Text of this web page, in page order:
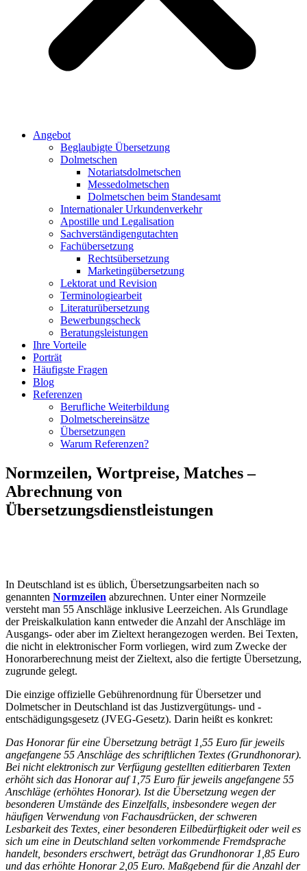
Angebot
Beglaubigte Übersetzung
Dolmetschen
Notariatsdolmetschen
Messedolmetschen
Dolmetschen beim Standesamt
Internationaler Urkundenverkehr
Apostille und Legalisation
Sachverständigengutachten
Fachübersetzung
Rechtsübersetzung
Marketingübersetzung
Lektorat und Revision
Terminologiearbeit
Literaturübersetzung
Bewerbungscheck
Beratungsleistungen
Ihre Vorteile
Porträt
Häufigste Fragen
Blog
Referenzen
Berufliche Weiterbildung
Dolmetschereinsätze
Übersetzungen
Warum Referenzen?
Normzeilen, Wortpreise, Matches –
Abrechnung von
Übersetzungsdienstleistungen
In Deutschland ist es üblich, Übersetzungsarbeiten nach so
genannten Normzeilen abzurechnen. Unter einer Normzeile
versteht man 55 Anschläge inklusive Leerzeichen. Als Grundlage
der Preiskalkulation kann entweder die Anzahl der Anschläge im
Ausgangs- oder aber im Zieltext herangezogen werden. Bei Texten,
die nicht in elektronischer Form vorliegen, wird zum Zwecke der
Honorarberechnung meist der Zieltext, also die fertigte Übersetzung,
zugrunde gelegt.
Die einzige offizielle Gebührenordnung für Übersetzer und
Dolmetscher in Deutschland ist das Justizvergütungs- und -
entschädigungsgesetz (JVEG-Gesetz). Darin heißt es konkret:
Das Honorar für eine Übersetzung beträgt 1,55 Euro für jeweils
angefangene 55 Anschläge des schriftlichen Textes (Grundhonorar).
Bei nicht elektronisch zur Verfügung gestellten editierbaren Texten
erhöht sich das Honorar auf 1,75 Euro für jeweils angefangene 55
Anschläge (erhöhtes Honorar). Ist die Übersetzung wegen der
besonderen Umstände des Einzelfalls, insbesondere wegen der
häufigen Verwendung von Fachausdrücken, der schweren
Lesbarkeit des Textes, einer besonderen Eilbedürftigkeit oder weil es
sich um eine in Deutschland selten vorkommende Fremdsprache
handelt, besonders erschwert, beträgt das Grundhonorar 1,85 Euro
und das erhöhte Honorar 2,05 Euro. Maßgebend für die Anzahl der